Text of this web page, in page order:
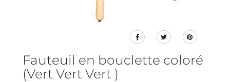
Fauteuil en bouclette coloré
(Vert Vert Vert )